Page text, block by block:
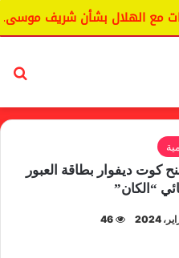
مع الهلال بشأن شريف موسى.
ديفوار بطاقة العبور
“الكان”
46